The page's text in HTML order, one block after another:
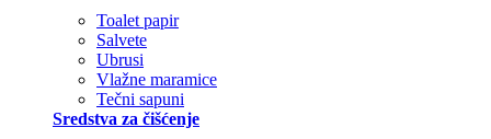
Toalet papir
Salvete
Ubrusi
Vlažne maramice
Tečni sapuni
Sredstva za čišćenje